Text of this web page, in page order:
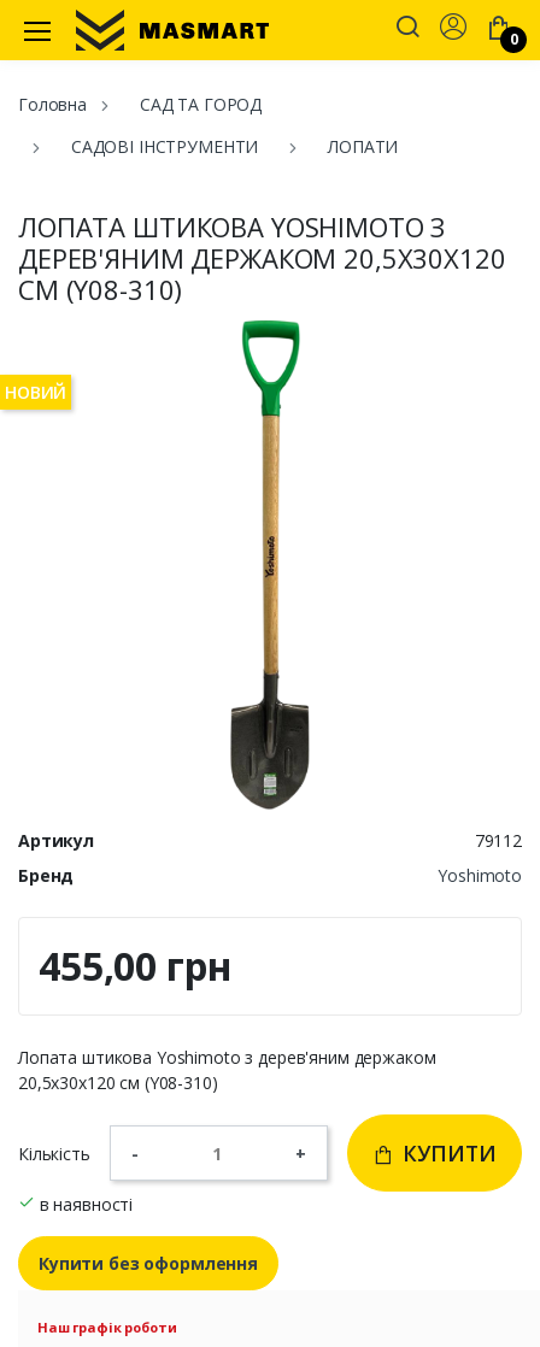
Masmart
Account
0
Головна
САД ТА ГОРОД
САДОВІ ІНСТРУМЕНТИ
ЛОПАТИ
ЛОПАТА ШТИКОВА YOSHIMOTO З
ДЕРЕВ'ЯНИМ ДЕРЖАКОМ 20,5Х30Х120
СМ (Y08-310)
НОВИЙ
Артикул
79112
Бренд
Yoshimoto
455,00 грн
Лопата штикова Yoshimoto з дерев'яним держаком
20,5х30х120 см (Y08-310)
Кількість - + КУПИТИ
в наявності
Купити без оформлення
Наш графік роботи